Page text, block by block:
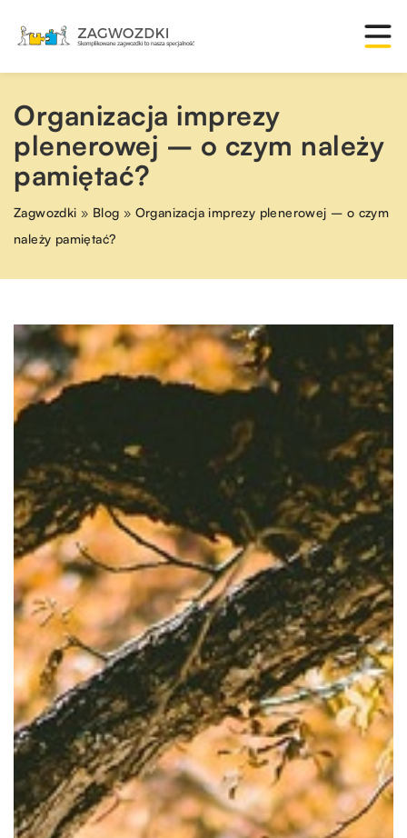
Organizacja imprezy
plenerowej – o czym należy
pamiętać?
Zagwozdki » Blog » Organizacja imprezy plenerowej – o czym
należy pamiętać?